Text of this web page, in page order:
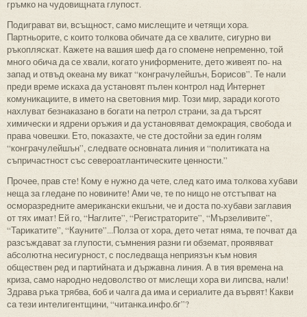
гръмко на чудовищната глупост.
Подиграват ви, всъщност, само мислещите и четящи хора.
Партньорите, с които толкова обичате да се хвалите, сигурно ви
ръкопляскат. Кажете на вашия шеф да го спомене непременно, той
много обича да се хвали, когато униформените, дето живеят по- на
запад и отвъд океана му викат “конграчулейшън, Борисов”. Те нали
преди време искаха да установят пълен контрол над Интернет
комуникациите, в името на световния мир. Този мир, заради когото
нахлуват безнаказано в богати на петрол страни, за да търсят
химически и ядрени оръжия и да установяват демокрация, свобода и
права човешки. Ето, показахте, че сте достойни за един голям
“конграчулейшън”, следвате основната линия и “политиката на
съпричастност със североатлантическите ценности.”
Прочее, прав сте! Кому е нужно да чете, след като има толкова хубави
неща за гледане по новините! Ами че, те по нищо не отстъпват на
осморазредните американски екшъни, че и доста по-хубави заглавия
от тях имат! Ей го, “Наглите”, “Регистраторите”, “Мързеливите”,
“Тарикатите”, “Кауните”...Полза от хора, дето четат няма, те почват да
разсъждават за глупости, съмнения разни ги обземат, проявяват
абсолютна несигурност, с последваща неприязън към новия
обществен ред и партийната и държавна линия. А в тия времена на
криза, само народно недоволство от мислещи хора ви липсва, нали!
Здрава ръка трябва, боб и чалга да има и сериалите да вървят! Какви
са тези интелигентщини, “читанка.инфо.бг”?